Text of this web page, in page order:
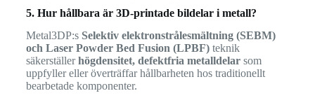
5. Hur hållbara är 3D-printade bildelar i metall?
Metal3DP:s Selektiv elektronstrålesmältning (SEBM)
och Laser Powder Bed Fusion (LPBF)teknik
säkerställerhögdensitet, defektfria metalldelarsom
uppfyller eller överträffar hållbarheten hos traditionellt
bearbetade komponenter.